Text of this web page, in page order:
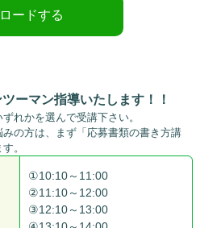
ーマン指導いたします！！
れかを選んで受講下さい。
の方は、まず「応募書類の書き方講
。
①10:10～11:00
②11:10～12:00
③12:10～13:00